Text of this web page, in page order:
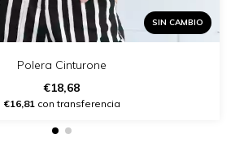
SIN CAMBIO
Polera Cinturone
€18,68
€16,81con transferencia